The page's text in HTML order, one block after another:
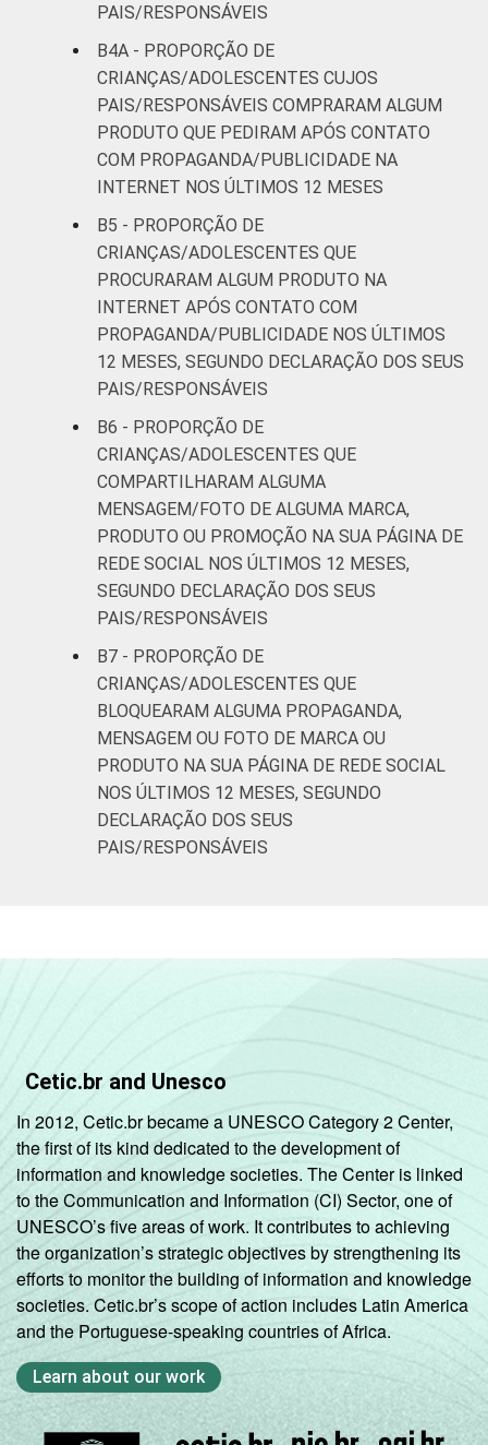
PAIS/RESPONSÁVEIS
B4A - PROPORÇÃO DE
CRIANÇAS/ADOLESCENTES CUJOS
PAIS/RESPONSÁVEIS COMPRARAM ALGUM
PRODUTO QUE PEDIRAM APÓS CONTATO
COM PROPAGANDA/PUBLICIDADE NA
INTERNET NOS ÚLTIMOS 12 MESES
B5 - PROPORÇÃO DE
CRIANÇAS/ADOLESCENTES QUE
PROCURARAM ALGUM PRODUTO NA
INTERNET APÓS CONTATO COM
PROPAGANDA/PUBLICIDADE NOS ÚLTIMOS
12 MESES, SEGUNDO DECLARAÇÃO DOS SEUS
PAIS/RESPONSÁVEIS
B6 - PROPORÇÃO DE
CRIANÇAS/ADOLESCENTES QUE
COMPARTILHARAM ALGUMA
MENSAGEM/FOTO DE ALGUMA MARCA,
PRODUTO OU PROMOÇÃO NA SUA PÁGINA DE
REDE SOCIAL NOS ÚLTIMOS 12 MESES,
SEGUNDO DECLARAÇÃO DOS SEUS
PAIS/RESPONSÁVEIS
B7 - PROPORÇÃO DE
CRIANÇAS/ADOLESCENTES QUE
BLOQUEARAM ALGUMA PROPAGANDA,
MENSAGEM OU FOTO DE MARCA OU
PRODUTO NA SUA PÁGINA DE REDE SOCIAL
NOS ÚLTIMOS 12 MESES, SEGUNDO
DECLARAÇÃO DOS SEUS
PAIS/RESPONSÁVEIS
Cetic.br and Unesco
In 2012, Cetic.br became a UNESCO Category 2 Center,
the first of its kind dedicated to the development of
information and knowledge societies. The Center is linked
to the Communication and Information (CI) Sector, one of
UNESCO’s five areas of work. It contributes to achieving
the organization’s strategic objectives by strengthening its
efforts to monitor the building of information and knowledge
societies. Cetic.br’s scope of action includes Latin America
and the Portuguese-speaking countries of Africa.
Learn about our work